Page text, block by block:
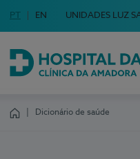
Escolha o seu idioma
Idioma em Português
PT English Language
EN UNIDADES LUZ
Hospital da Luz Clínica
Dicionário de saúde